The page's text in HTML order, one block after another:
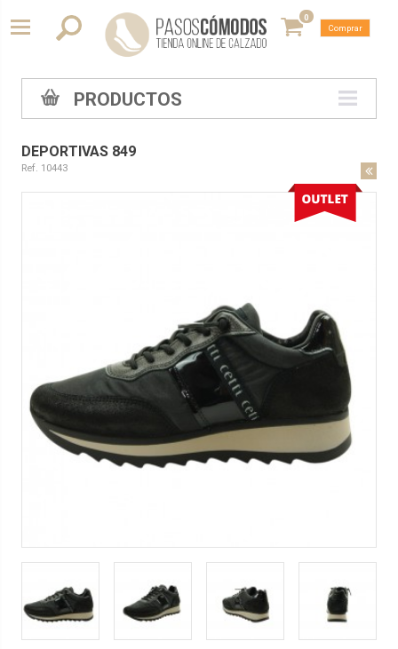
0
Comprar
PRODUCTOS
DEPORTIVAS 849
Ref. 10443